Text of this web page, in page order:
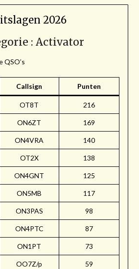
2026
: Activator
QSO’s
Callsign Punten
OT8T 216
ON6ZT 169
ON4VRA 140
OT2X 138
ON4GNT 125
ON5MB 117
ON3PAS 98
ON4PTC 87
ON1PT 73
OO7Z/p 59